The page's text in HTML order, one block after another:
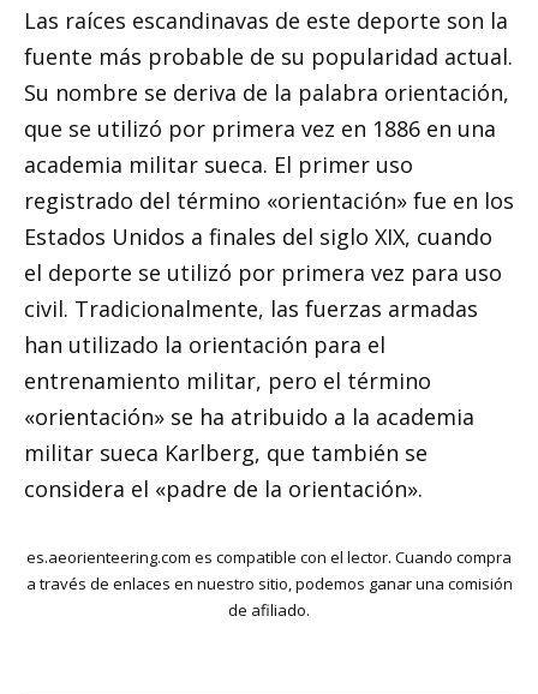
Las raíces escandinavas de este deporte son la
fuente más probable de su popularidad actual.
Su nombre se deriva de la palabra orientación,
que se utilizó por primera vez en 1886 en una
academia militar sueca. El primer uso
registrado del término «orientación» fue en los
Estados Unidos a finales del siglo XIX, cuando
el deporte se utilizó por primera vez para uso
civil. Tradicionalmente, las fuerzas armadas
han utilizado la orientación para el
entrenamiento militar, pero el término
«orientación» se ha atribuido a la academia
militar sueca Karlberg, que también se
considera el «padre de la orientación».
es.aeorienteering.com es compatible con el lector. Cuando compra
a través de enlaces en nuestro sitio, podemos ganar una comisión
de afiliado.